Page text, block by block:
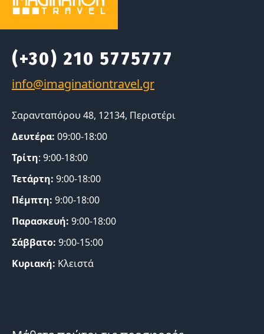
(+30) 210 5775777
Σαρανταπόρου 48, 12134, Περιστέρι
Δευτέρα: 09:00-18:00
Τρίτη: 9:00-18:00
Τετάρτη: 9:00-18:00
Πέμπτη: 9:00-18:00
Παρασκευή: 9:00-18:00
Σάββατο: 9:00-15:00
Κυριακή: Κλειστά